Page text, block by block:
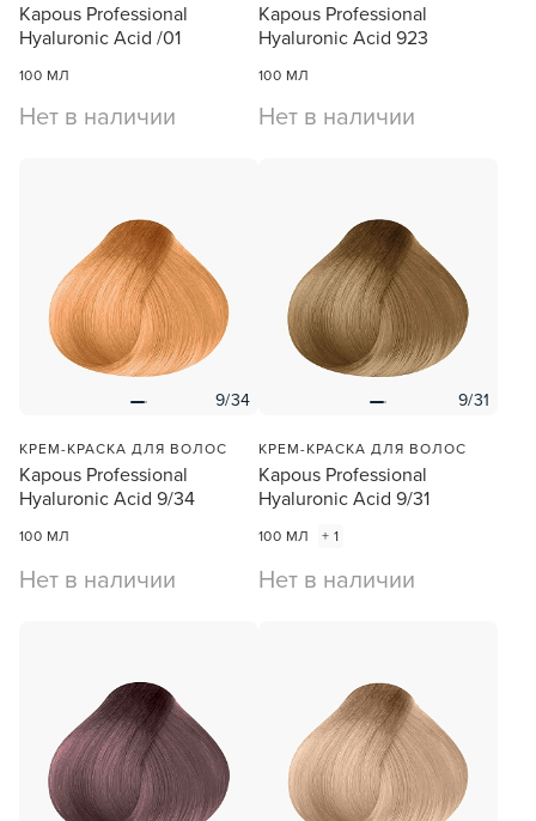
Kapous Professional
Hyaluronic Acid /01
100 МЛ
Нет в наличии
Kapous Professional
Hyaluronic Acid 923
100 МЛ
Нет в наличии
9/34
КРЕМ-КРАСКА ДЛЯ ВОЛОС
Kapous Professional
Hyaluronic Acid 9/34
100 МЛ
Нет в наличии
9/31
КРЕМ-КРАСКА ДЛЯ ВОЛОС
Kapous Professional
Hyaluronic Acid 9/31
100 МЛ + 1
Нет в наличии
ПРОФЕССИОНАЛЬНЫЕ СРЕДСТВА ДЛЯ
Для профессионалов
Профессиональные средства для волос
Опишите, что бы вы хотели видеть в